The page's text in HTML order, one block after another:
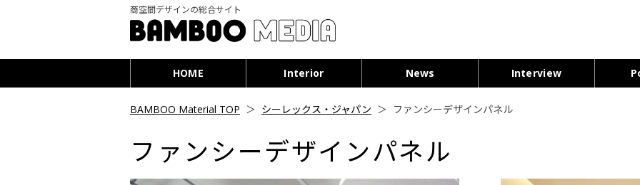
商空間デザインの総合サイト
HOME Interior News Interview
BAMBOO Material TOP ＞ シーレックス・ジャパン ＞ ファンシーデザインパネル
ファンシーデザインパネル